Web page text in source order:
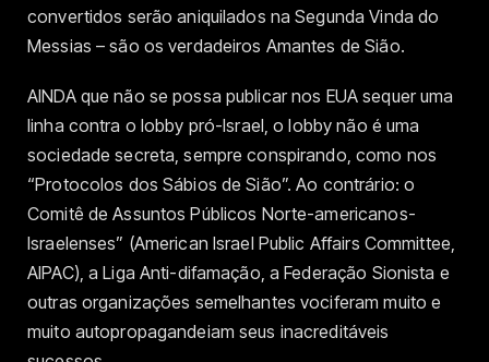
convertidos serão aniquilados na Segunda Vinda do
Messias – são os verdadeiros Amantes de Sião.
AINDA que não se possa publicar nos EUA sequer uma
linha contra o lobby pró-Israel, o lobby não é uma
sociedade secreta, sempre conspirando, como nos
“Protocolos dos Sábios de Sião”. Ao contrário: o
Comitê de Assuntos Públicos Norte-americanos-
Israelenses” (American Israel Public Affairs Committee,
AIPAC), a Liga Anti-difamação, a Federação Sionista e
outras organizações semelhantes vociferam muito e
muito autopropagandeiam seus inacreditáveis